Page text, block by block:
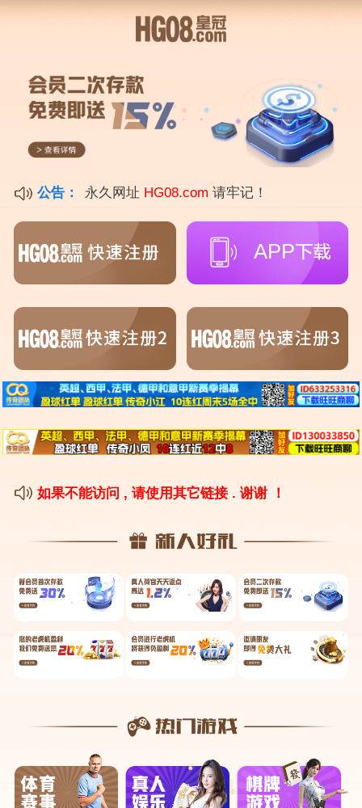
叫了一声乖女子被骗104万{PG电子爆
奖视频 31888.ME }
156 天空飞人
今天给各位分享叫了一声乖女子被骗104万的知识，其中
决你现在面临的问题，别忘了关注本站，现在开始吧！
本文目录一览：
2、叫了一声乖,女子被骗104万,女孩子该如何防止被
骗?
3、郑州女子被网络上认识的男友骗了104万,如何防范
4、郑州女子被骗104万,原因竟然只是一句话,具体是
河南郑州44岁女子痴迷姐弟恋被骗104
万,这笔钱还能要回来吗?
1、序言：相信大家都非常清楚，网恋非常的可怕，我们需
要保持谨慎，特别是在对方提起要转账或者是需要钱的时
子，两人很快的坠入爱河。但是最后竟然被骗104万，如
果想要要回这笔钱的话，需要在警方的帮助下，要回来时
2、女子可以选择报警维权，对方的行为已经可以构成诈骗
在需要找到这名男子，不然维权也没用。这件事也提醒各
位网友，不要随便在网上与别人谈恋爱，面对大额资金转